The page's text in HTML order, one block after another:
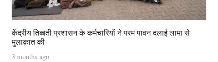
केंद्रीय तिब्बती प्रशासन के कर्मचारियों ने परम पावन दलाई लामा से
मुलाक़ात की
3 months ago